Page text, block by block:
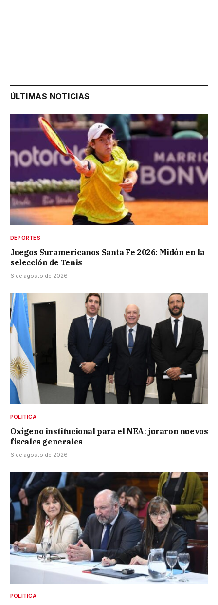
ÚLTIMAS NOTICIAS
DEPORTES
Juegos Suramericanos Santa Fe 2026: Midón en la
selección de Tenis
6 de agosto de 2026
POLÍTICA
Oxígeno institucional para el NEA: juraron nuevos
fiscales generales
6 de agosto de 2026
POLÍTICA